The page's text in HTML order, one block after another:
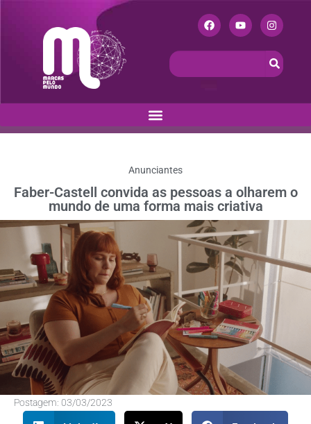
Anunciantes
Faber-Castell convida as pessoas a olharem o
mundo de uma forma mais criativa
Postagem: 03/03/2023